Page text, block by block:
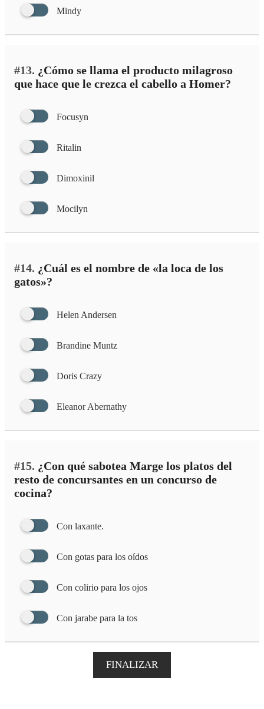
Mindy
#13. ¿Cómo se llama el producto milagroso
que hace que le crezca el cabello a Homer?
Focusyn
Ritalin
Dimoxinil
Mocilyn
#14. ¿Cuál es el nombre de «la loca de los
gatos»?
Helen Andersen
Brandine Muntz
Doris Crazy
Eleanor Abernathy
#15. ¿Con qué sabotea Marge los platos del
resto de concursantes en un concurso de
cocina?
Con laxante.
Con gotas para los oídos
Con colirio para los ojos
Con jarabe para la tos
FINALIZAR